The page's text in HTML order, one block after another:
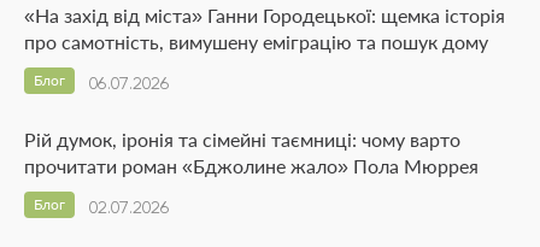
«На захід від міста» Ганни Городецької: щемка історія
про самотність, вимушену еміграцію та пошук дому
06.07.2026
Блог
Рій думок, іронія та сімейні таємниці: чому варто
прочитати роман «Бджолине жало» Пола Мюррея
02.07.2026
Блог